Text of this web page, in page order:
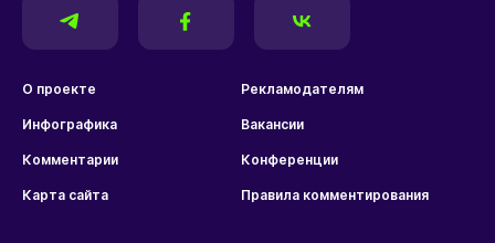
О проекте Рекламодателям
Инфографика Вакансии
Комментарии Конференции
Карта сайта Правила комментирования